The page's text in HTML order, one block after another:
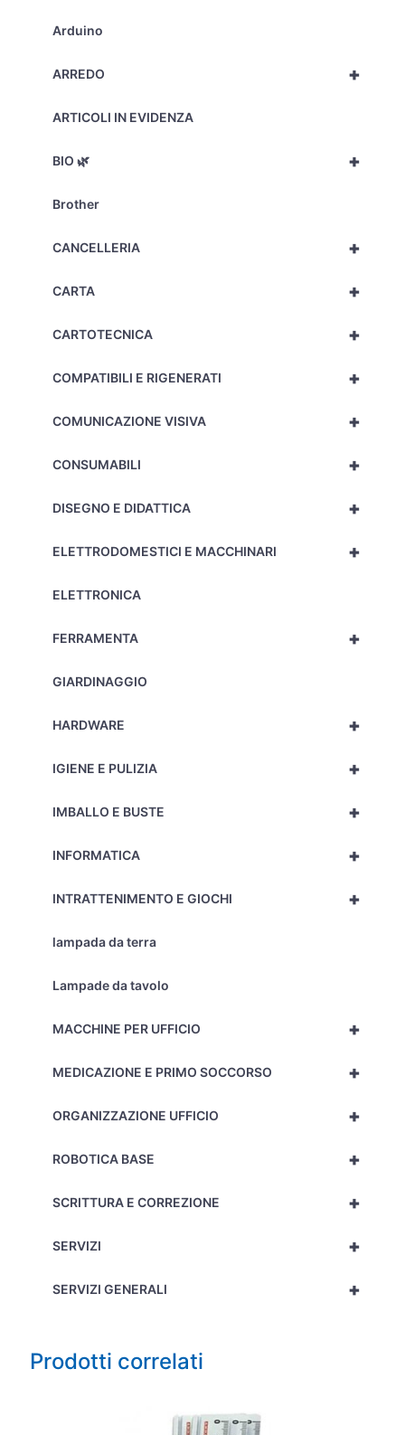
Arduino
+
ARREDO
ARTICOLI IN EVIDENZA
+
BIO 🌿
Brother
+
CANCELLERIA
+
CARTA
+
CARTOTECNICA
+
COMPATIBILI E RIGENERATI
+
COMUNICAZIONE VISIVA
+
CONSUMABILI
+
DISEGNO E DIDATTICA
+
ELETTRODOMESTICI E MACCHINARI
ELETTRONICA
+
FERRAMENTA
GIARDINAGGIO
+
HARDWARE
+
IGIENE E PULIZIA
+
IMBALLO E BUSTE
+
INFORMATICA
+
INTRATTENIMENTO E GIOCHI
lampada da terra
Lampade da tavolo
+
MACCHINE PER UFFICIO
+
MEDICAZIONE E PRIMO SOCCORSO
+
ORGANIZZAZIONE UFFICIO
+
ROBOTICA BASE
+
SCRITTURA E CORREZIONE
+
SERVIZI
+
SERVIZI GENERALI
Prodotti correlati